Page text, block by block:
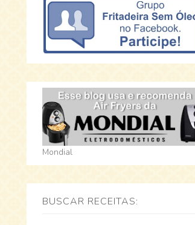
Mondial
BUSCAR RECEITAS: